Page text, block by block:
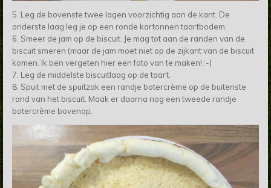
5. Leg de bovenste twee lagen voorzichtig aan de kant. De
onderste laag leg je op een ronde kartonnen taartbodem.
6. Smeer de jam op de biscuit. Je mag tot aan de randen van de
biscuit smeren (maar de jam moet niet op de zijkant van de biscuit
komen. Ik ben vergeten hier een foto van te maken! :-)
7. Leg de middelste biscuitlaag op de taart.
8. Spuit met de spuitzak een randje botercrème op de buitenste
rand van het biscuit. Maak er daarna nog een tweede randje
botercrème bovenop.